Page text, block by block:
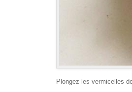
Plongez les vermicelles